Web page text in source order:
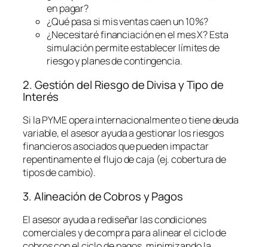
en pagar?
¿Qué pasa si mis ventas caen un 10%?
¿Necesitaré financiación en el mes X? Esta
simulación permite establecer límites de
riesgo y planes de contingencia.
2. Gestión del Riesgo de Divisa y Tipo de
Interés
Si la PYME opera internacionalmente o tiene deuda
variable, el asesor ayuda a gestionar los riesgos
financieros asociados que pueden impactar
repentinamente el flujo de caja (ej. cobertura de
tipos de cambio).
3. Alineación de Cobros y Pagos
El asesor ayuda a rediseñar las condiciones
comerciales y de compra para alinear el ciclo de